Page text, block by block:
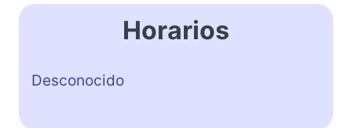
Horarios
Desconocido